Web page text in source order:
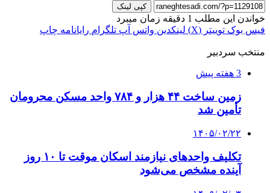
کپی لینک
خواندن این مطلب 1 دقیقه زمان میبرد
فیس بوک توییتر (X) لینکدین واتس آپ تلگرام رایانامه چاپ
منتخب سردبیر
3 هفته پیش
زمین ساخت ۴۴ هزار و ۷۸۴ واحد مسکن محرومان
تأمین شد
۱۴۰۵/۰۲/۲۲
تکلیف واحدهای نیازمند اسکان موقت تا ۱۰ روز
آینده مشخص می‌شود